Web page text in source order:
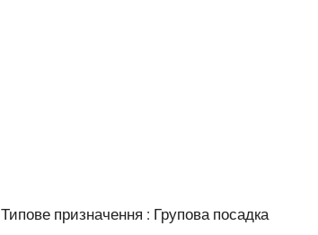
Типове призначення : Групова посадка